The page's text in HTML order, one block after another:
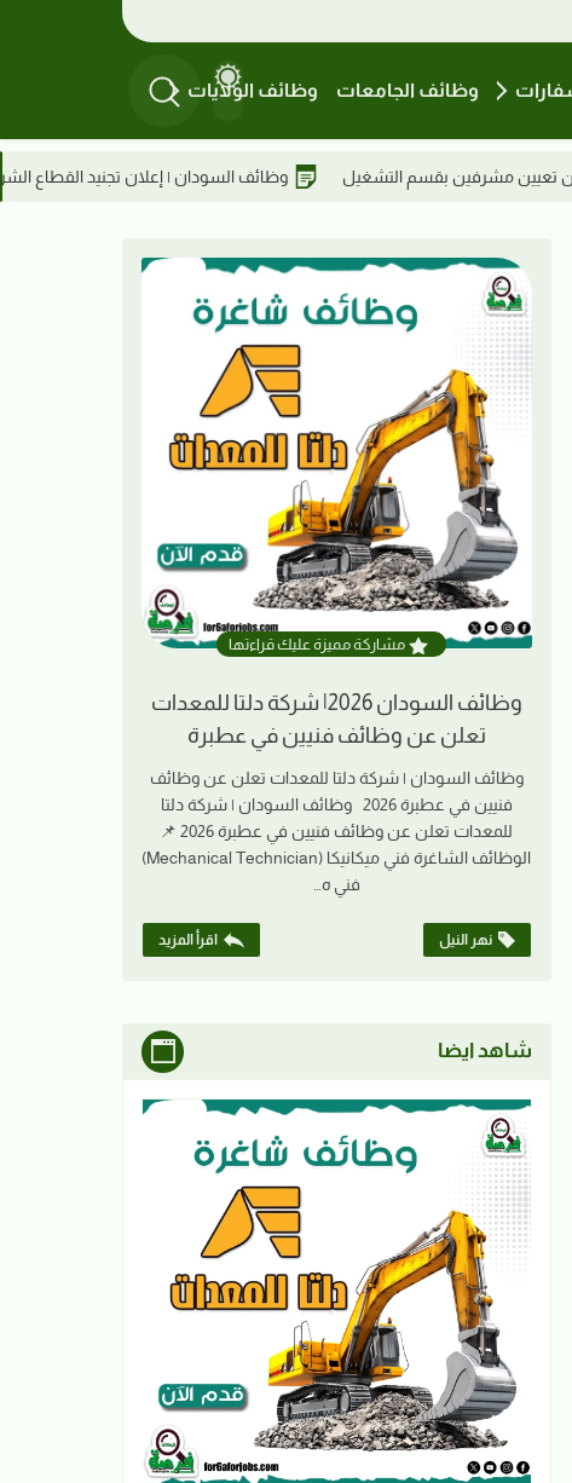
وظائف الجامعات وظائف الولايات
وظائف السودان | إعلان تجنيد القطاع الشرقي دفاع جوي - خشم القربة بالقوات
مشاركة مميزة عليك قراءتها
وظائف السودان 2026| شركة دلتا للمعدات
تعلن عن وظائف فنيين في عطبرة
وظائف السودان | شركة دلتا للمعدات تعلن عن وظائف
فنيين في عطبرة 2026 وظائف السودان | شركة دلتا
للمعدات تعلن عن وظائف فنيين في عطبرة 2026 📌
الوظائف الشاغرة فني ميكانيكا (Mechanical Technician)
فني ه…
نهر النيل اقرأ المزيد
شاهد ايضا